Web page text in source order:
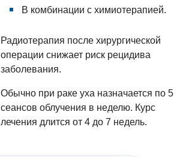
В комбинации с химиотерапией.
Радиотерапия после хирургической
операции снижает риск рецидива
заболевания.
Обычно при раке уха назначается по 5
сеансов облучения в неделю. Курс
лечения длится от 4 до 7 недель.